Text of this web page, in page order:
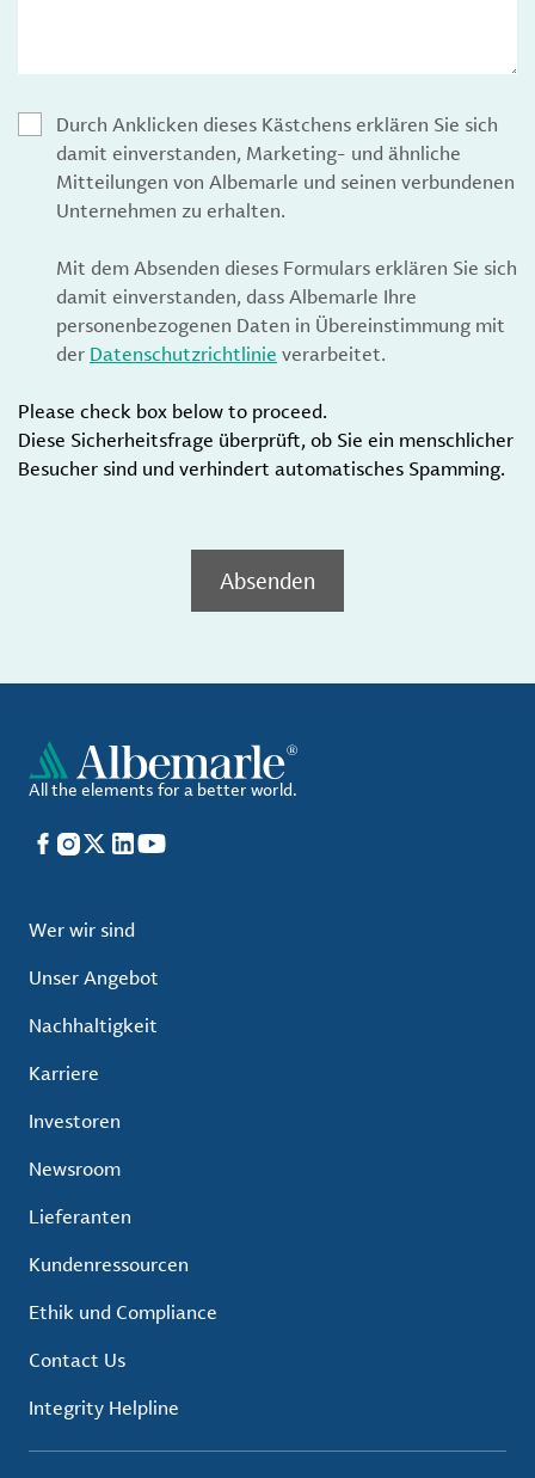
Durch Anklicken dieses Kästchens erklären Sie sich
damit einverstanden, Marketing- und ähnliche
Mitteilungen von Albemarle und seinen verbundenen
Unternehmen zu erhalten.
Mit dem Absenden dieses Formulars erklären Sie sich
damit einverstanden, dass Albemarle Ihre
personenbezogenen Daten in Übereinstimmung mit
der Datenschutzrichtlinie verarbeitet.
Please check box below to proceed.
Diese Sicherheitsfrage überprüft, ob Sie ein menschlicher
Besucher sind und verhindert automatisches Spamming.
Absenden
All the elements for a better world.
Facebook
Instagram
X LinkedIn
YouTube
Wer wir sind
Unser Angebot
Nachhaltigkeit
Karriere
Investoren
Newsroom
Lieferanten
Kundenressourcen
Ethik und Compliance
Contact Us
Integrity Helpline